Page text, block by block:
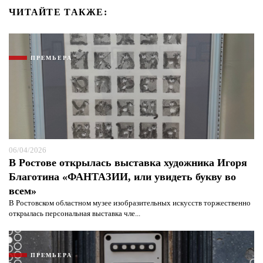
ЧИТАЙТЕ ТАКЖЕ:
ПРЕМЬЕРА
06/04/2026
В Ростове открылась выставка художника Игоря
Благотина «ФАНТАЗИИ, или увидеть букву во
всем»
В Ростовском областном музее изобразительных искусств торжественно
открылась персональная выставка чле...
ПРЕМЬЕРА